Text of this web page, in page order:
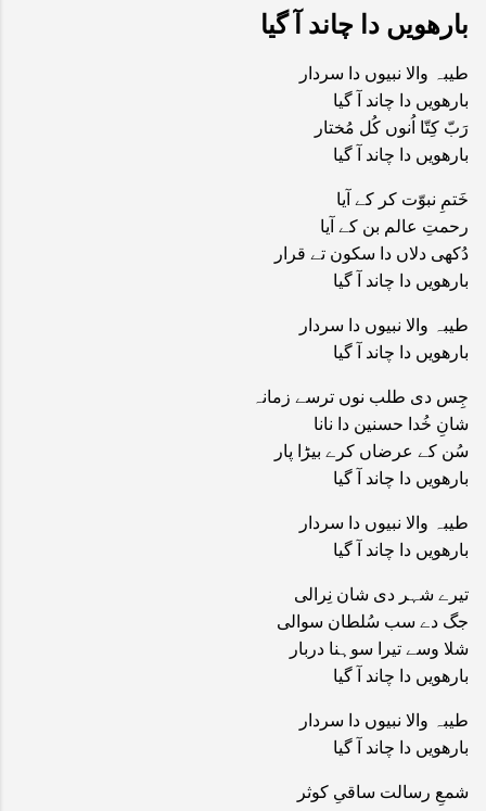
بارھویں دا چاند آ گیا
طیبہ والا نبیوں دا سردار
بارھویں دا چاند آ گیا
رَبّ کِتّا اُنوں کُل مُختار
بارھویں دا چاند آ گیا
خَتمِ نبوّت کر کے آیا
رحمتِ عالم بن کے آیا
دُکھی دلاں دا سکون تے قرار
بارھویں دا چاند آ گیا
طیبہ والا نبیوں دا سردار
بارھویں دا چاند آ گیا
جِس دی طلب نوں ترسے زمانہ
شانِ خُدا حسنین دا نانا
سُن کے عرضاں کرے بیڑا پار
بارھویں دا چاند آ گیا
طیبہ والا نبیوں دا سردار
بارھویں دا چاند آ گیا
تیرے شہر دی شان نِرالی
جگ دے سب سُلطان سوالی
شلا وسے تیرا سوہنا دربار
بارھویں دا چاند آ گیا
طیبہ والا نبیوں دا سردار
بارھویں دا چاند آ گیا
شمعِ رسالت ساقیِ کوثر